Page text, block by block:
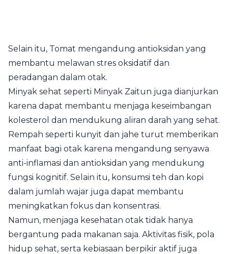
Selain itu, Tomat mengandung antioksidan yang
membantu melawan stres oksidatif dan
peradangan dalam otak.
Minyak sehat seperti Minyak Zaitun juga dianjurkan
karena dapat membantu menjaga keseimbangan
kolesterol dan mendukung aliran darah yang sehat.
Rempah seperti kunyit dan jahe turut memberikan
manfaat bagi otak karena mengandung senyawa
anti-inflamasi dan antioksidan yang mendukung
fungsi kognitif. Selain itu, konsumsi teh dan kopi
dalam jumlah wajar juga dapat membantu
meningkatkan fokus dan konsentrasi.
Namun, menjaga kesehatan otak tidak hanya
bergantung pada makanan saja. Aktivitas fisik, pola
hidup sehat, serta kebiasaan berpikir aktif juga